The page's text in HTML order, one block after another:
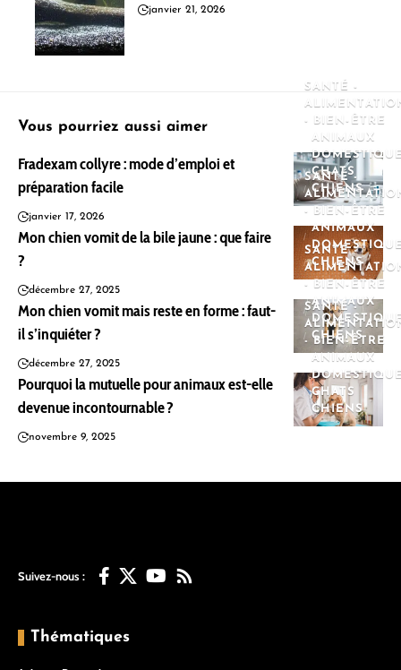
janvier 21, 2026
Vous pourriez aussi aimer
SANTÉ -
- BIEN-ÊTRE
ANIMAUX
CHATS
CHIENS
Fradexam collyre : mode d’emploi et
préparation facile
janvier 17, 2026
SANTÉ -
- BIEN-ÊTRE
ANIMAUX
CHIENS
Mon chien vomit de la bile jaune : que faire
?
décembre 27, 2025
SANTÉ -
- BIEN-ÊTRE
ANIMAUX
CHIENS
Mon chien vomit mais reste en forme : faut-
il s’inquiéter ?
décembre 27, 2025
SANTÉ -
- BIEN-ÊTRE
ANIMAUX
CHATS
CHIENS
Pourquoi la mutuelle pour animaux est-elle
devenue incontournable ?
novembre 9, 2025
Suivez-nous :
Thématiques